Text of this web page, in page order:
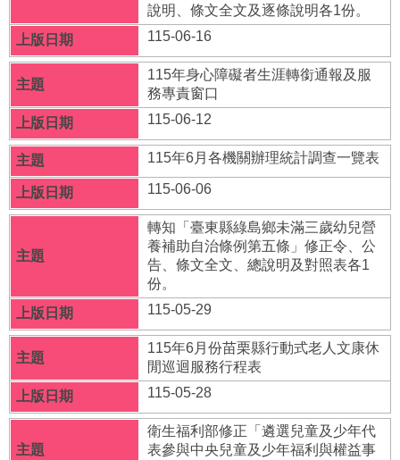
權
利
公
約
專
區
公
益
彩
盈
餘
補
助
公
告
專
區
少
說明、條文全文及逐條說明各1份。
115-06-16
115年身心障礙者生涯轉銜通報及服
務專責窗口
115-06-12
115年6月各機關辦理統計調查一覽表
115-06-06
轉知「臺東縣綠島鄉未滿三歲幼兒營
養補助自治條例第五條」修正令、公
告、條文全文、總說明及對照表各1
份。
115-05-29
115年6月份苗栗縣行動式老人文康休
閒巡迴服務行程表
115-05-28
衛生福利部修正「遴選兒童及少年代
表參與中央兒童及少年福利與權益事